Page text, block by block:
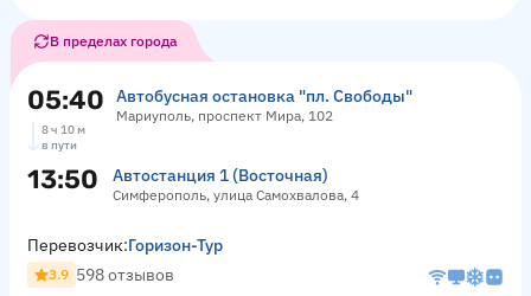
В пределах города
05:40 Автобусная остановка "пл. Свободы"
Мариуполь, проспект Мира, 102
8 ч 10 м
в пути
13:50 Автостанция 1 (Восточная)
Симферополь, улица Самохвалова, 4
Перевозчик:Горизон-Тур
3.9 598 отзывов